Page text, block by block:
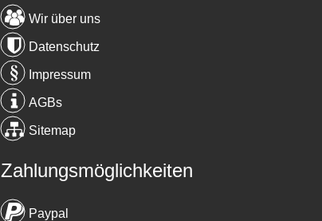
Wir über uns
Datenschutz
Impressum
AGBs
Sitemap
Zahlungsmöglichkeiten
Paypal